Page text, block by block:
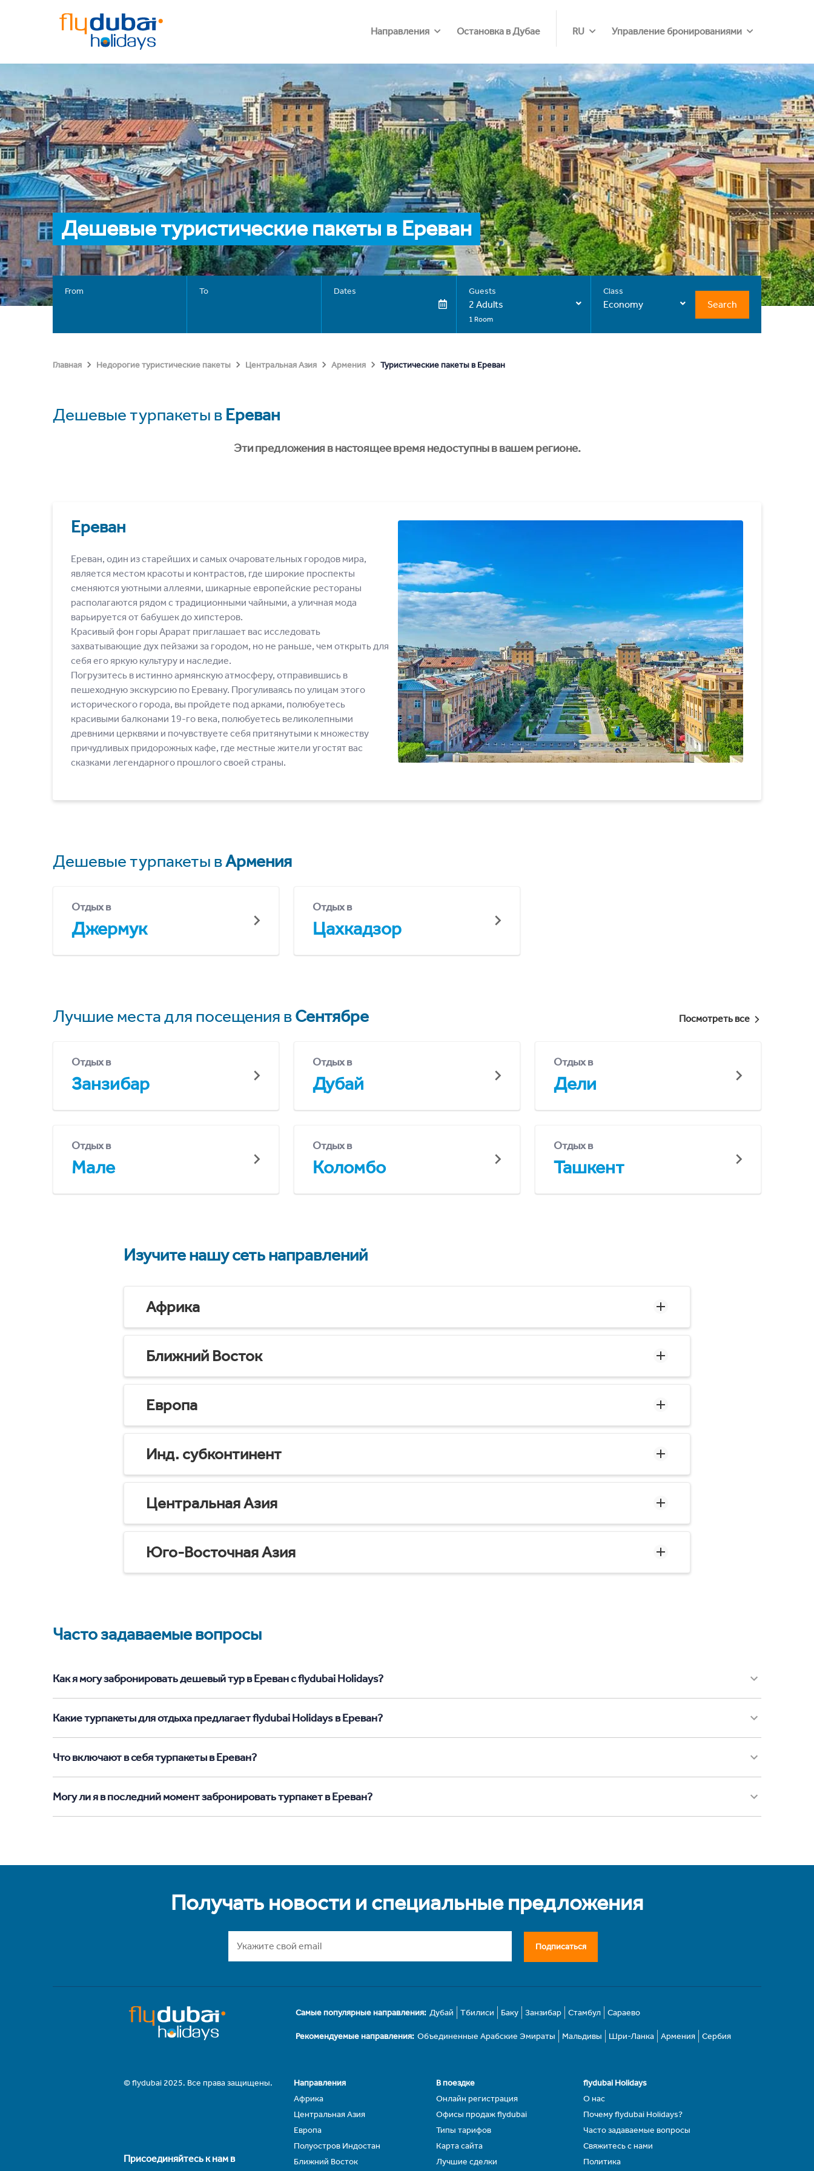
Направления Остановка в Дубае RU Управление бронированиями
Дешевые туристические пакеты в Ереван
From To Dates Guests
2 Adults
1 Room
Class
Economy Search
Главная Недорогие туристические пакеты Центральная Азия Армения Туристические пакеты в Ереван
Дешевые турпакеты в Ереван
Эти предложения в настоящее время недоступны в вашем регионе.
Ереван
Ереван, один из старейших и самых очаровательных городов мира,
является местом красоты и контрастов, где широкие проспекты
сменяются уютными аллеями, шикарные европейские рестораны
располагаются рядом с традиционными чайными, а уличная мода
варьируется от бабушек до хипстеров.
Красивый фон горы Арарат приглашает вас исследовать
захватывающие дух пейзажи за городом, но не раньше, чем открыть для
себя его яркую культуру и наследие.
Погрузитесь в истинно армянскую атмосферу, отправившись в
пешеходную экскурсию по Еревану. Прогуливаясь по улицам этого
исторического города, вы пройдете под арками, полюбуетесь
красивыми балконами 19-го века, полюбуетесь великолепными
древними церквями и почувствуете себя притянутыми к множеству
причудливых придорожных кафе, где местные жители угостят вас
сказками легендарного прошлого своей страны.
Дешевые турпакеты вАрмения
Отдых в
Джермук
Отдых в
Цахкадзор
Лучшие места для посещения вСентябре Посмотреть все
Отдых в
Занзибар
Отдых в
Дубай
Отдых в
Дели
Отдых в
Мале
Отдых в
Коломбо
Отдых в
Ташкент
Изучите нашу сеть направлений
Африка
Ближний Восток
Европа
Инд. субконтинент
Центральная Азия
Юго-Восточная Азия
Часто задаваемые вопросы
Как я могу забронировать дешевый тур в Ереван с flydubai Holidays?
Какие турпакеты для отдыха предлагает flydubai Holidays в Ереван?
Что включают в себя турпакеты в Ереван?
Могу ли я в последний момент забронировать турпакет в Ереван?
Получать новости и специальные предложения
Подписаться
Самые популярные направления: Дубай Тбилиси Баку Занзибар Стамбул Сараево
Рекомендуемые направления: Объединенные Арабские Эмираты Мальдивы Шри-Ланка Армения Сербия
© flydubai 2025. Все права защищены.
Присоединяйтесь к нам в
Направления
Африка
Центральная Азия
Европа
Полуостров Индостан
Ближний Восток
В поездке
Онлайн регистрация
Офисы продаж flydubai
Типы тарифов
Карта сайта
Лучшие сделки
flydubai Holidays
О нас
Почему flydubai Holidays?
Часто задаваемые вопросы
Свяжитесь с нами
Политика